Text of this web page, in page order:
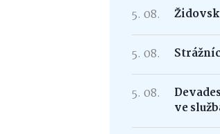
5. 08.
5. 08.
5. 08.
ve